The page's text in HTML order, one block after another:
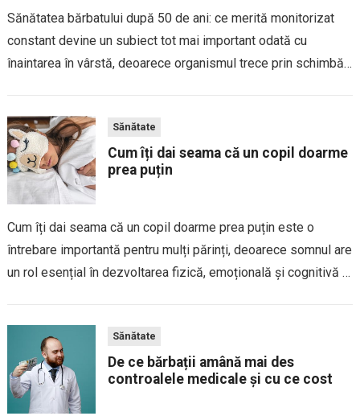
Sănătatea bărbatului după 50 de ani: ce merită monitorizat
constant devine un subiect tot mai important odată cu
înaintarea în vârstă, deoarece organismul trece prin schimbări
Sănătate
Cum îți dai seama că un copil doarme
prea puțin
Cum îți dai seama că un copil doarme prea puțin este o
întrebare importantă pentru mulți părinți, deoarece somnul are
un rol esențial în dezvoltarea fizică, emoțională și cognitivă a
Sănătate
De ce bărbații amână mai des
controalele medicale și cu ce cost